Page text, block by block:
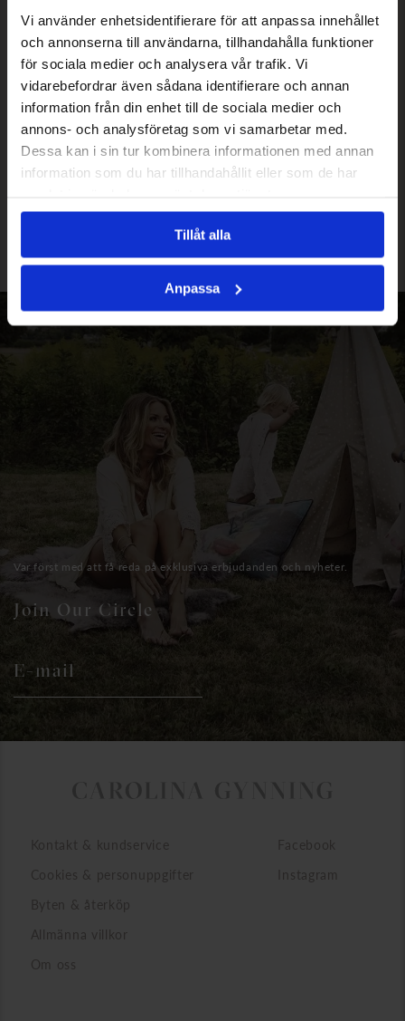
Vi använder enhetsidentifierare för att anpassa innehållet
och annonserna till användarna, tillhandahålla funktioner
för sociala medier och analysera vår trafik. Vi
vidarebefordrar även sådana identifierare och annan
information från din enhet till de sociala medier och
annons- och analysföretag som vi samarbetar med.
Dessa kan i sin tur kombinera informationen med annan
information som du har tillhandahållit eller som de har
Tillåt alla
Anpassa
1090.00
Var först med att få reda på exklusiva erbjudanden och nyheter.
Join Our Circle
E-mail
Facebook
Instagram
Kontakt & kundservice
Cookies & personuppgifter
Byten & återköp
Allmänna villkor
Om oss